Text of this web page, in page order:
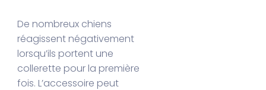
De nombreux chiens
réagissent négativement
lorsqu’ils portent une
collerette pour la première
fois. L’accessoire peut